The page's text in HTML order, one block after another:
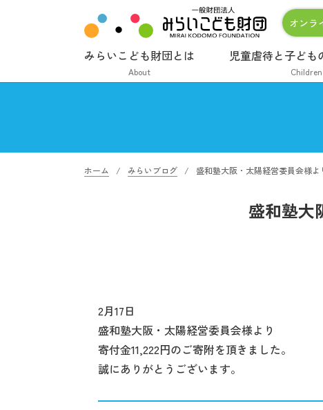
オンラ
みらいこども財団とは
About
児童虐待と子ども
Children
ホーム みらいブログ 盛和塾大阪・太陽経営委員会様よ
盛和塾大
2月17日
盛和塾大阪・太陽経営委員会様より
寄付金11,222円のご寄附を頂きました。
誠にありがとうございます。